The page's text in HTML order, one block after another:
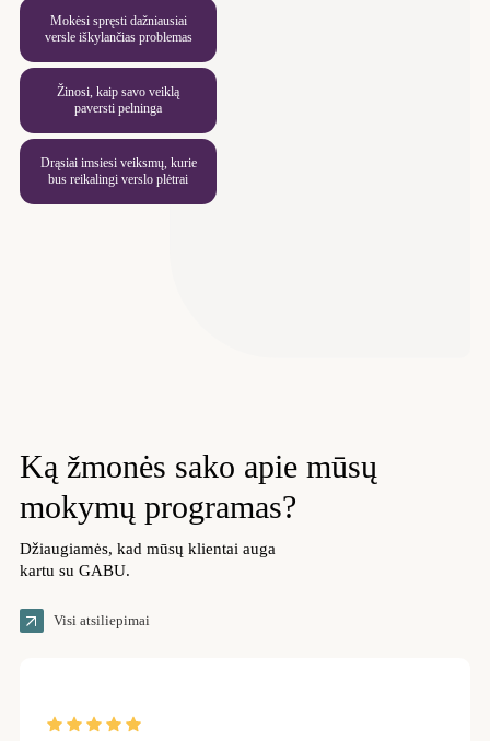
Mokėsi spręsti dažniausiai
versle iškylančias problemas
Žinosi, kaip savo veiklą
paversti pelninga
Drąsiai imsiesi veiksmų, kurie
bus reikalingi verslo plėtrai
Ką žmonės sako apie mūsų
mokymų programas?
Džiaugiamės, kad mūsų klientai auga
kartu su GABU.
Visi atsiliepimai